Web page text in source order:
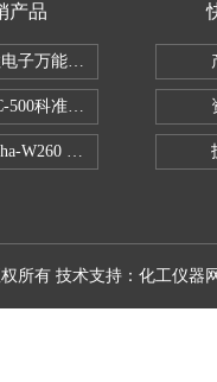
产品
子万能拉力机KZ-SSBC-500
500科准单柱电子万能试验
W260 半导体全自动推拉
所有 技术支持： 化工仪器